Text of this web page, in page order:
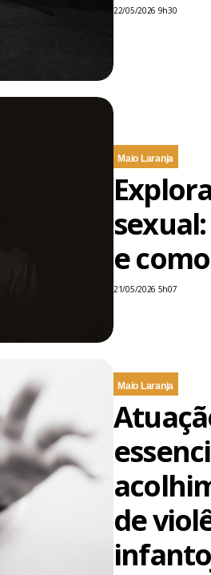
22/05/2026 9h30
Maio Laranja
e
21/05/2026 5h07
Maio Laranja
de